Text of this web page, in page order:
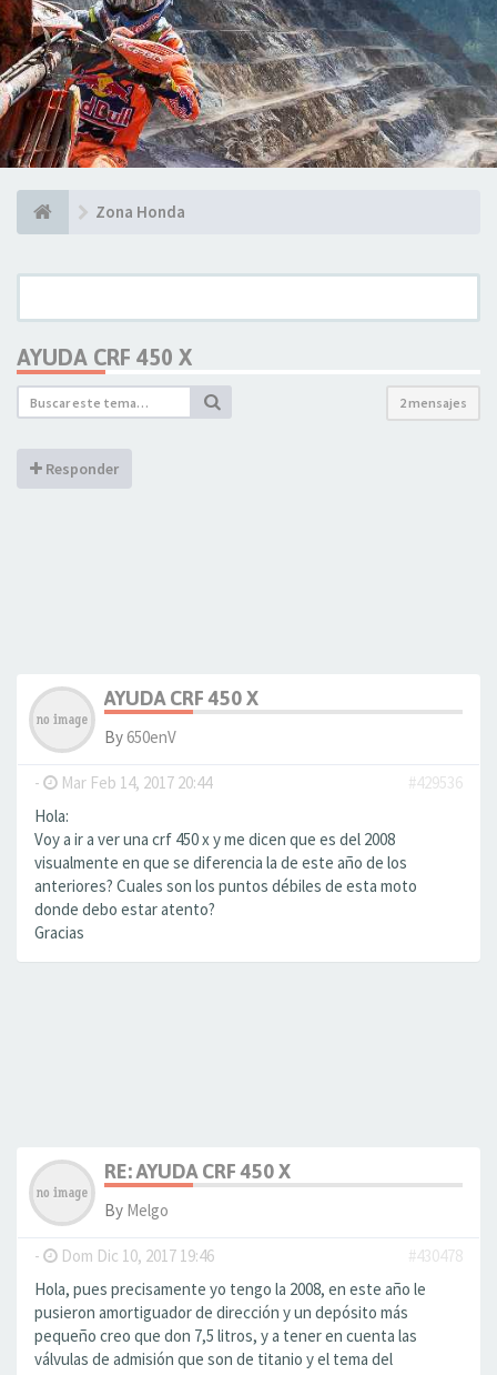
Zona Honda
AYUDA CRF 450 X
2 mensajes
Responder
AYUDA CRF 450 X
By650enV
- Mar Feb 14, 2017 20:44
#429536
Hola:
Voy a ir a ver una crf 450 x y me dicen que es del 2008
visualmente en que se diferencia la de este año de los
anteriores? Cuales son los puntos débiles de esta moto
donde debo estar atento?
Gracias
RE: AYUDA CRF 450 X
By Melgo
- Dom Dic 10, 2017 19:46
#430478
Hola, pues precisamente yo tengo la 2008, en este año le
pusieron amortiguador de dirección y un depósito más
pequeño creo que don 7,5 litros, y a tener en cuenta las
válvulas de admisión que son de titanio y el tema del